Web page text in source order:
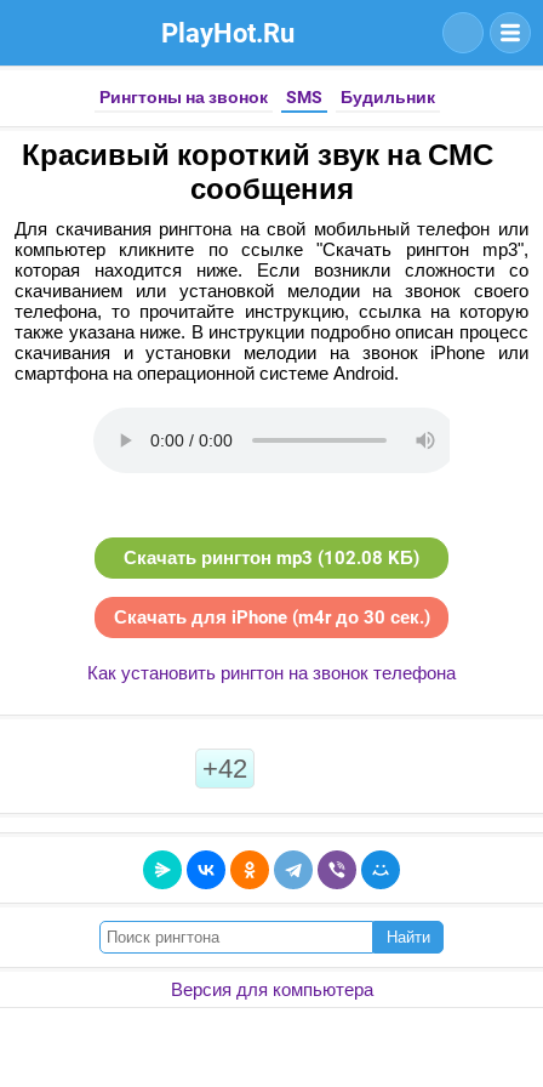
PlayHot.Ru
Рингтоны на звонок SMS Будильник
Красивый короткий звук на СМС
сообщения
Для скачивания рингтона на свой мобильный телефон или
компьютер кликните по ссылке "Скачать рингтон mp3",
которая находится ниже. Если возникли сложности со
скачиванием или установкой мелодии на звонок своего
телефона, то прочитайте инструкцию, ссылка на которую
также указана ниже. В инструкции подробно описан процесс
скачивания и установки мелодии на звонок iPhone или
смартфона на операционной системе Android.
Скачать рингтон mp3 (102.08 KБ)
Скачать для iPhone (m4r до 30 сек.)
Как установить рингтон на звонок телефона
+42
Найти
Версия для компьютера